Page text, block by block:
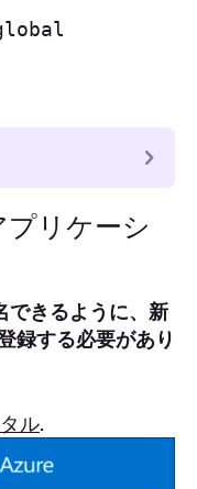
リケーシ
できるように、新
録する必要があり
ル.